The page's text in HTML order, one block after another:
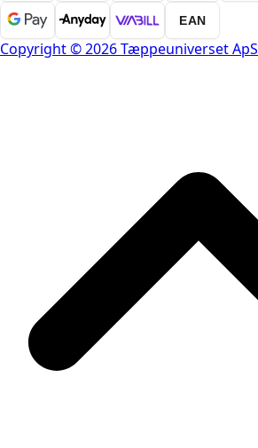
EAN
Copyright © 2026 Tæppeuniverset ApS